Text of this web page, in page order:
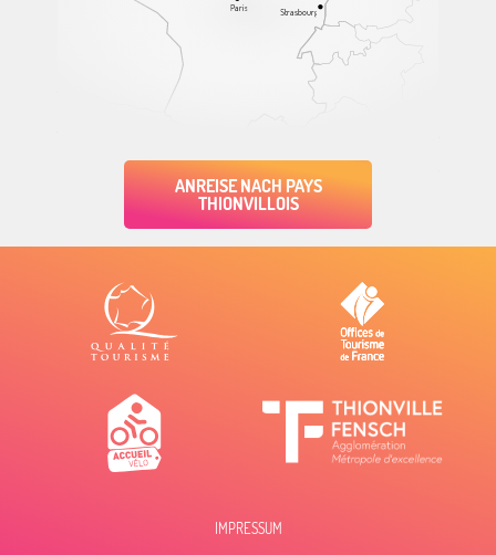
Paris Strasbourg
ANREISE NACH PAYS
THIONVILLOIS
IMPRESSUM